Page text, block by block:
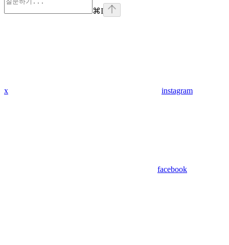
⌘I
x instagram
facebook